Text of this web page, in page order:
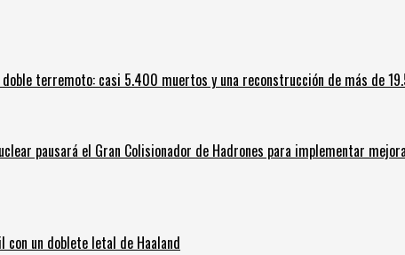
doble terremoto: casi 5.400 muertos y una reconstrucción de más de
pausará el Gran Colisionador de Hadrones para implementar
un doblete letal de Haaland